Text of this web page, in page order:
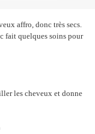
affro, donc très secs.
fait quelques soins pour
les cheveux et donne